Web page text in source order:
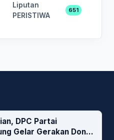
Liputan
PERISTIWA
651
DPC Partai
Gelar Gerakan Donor